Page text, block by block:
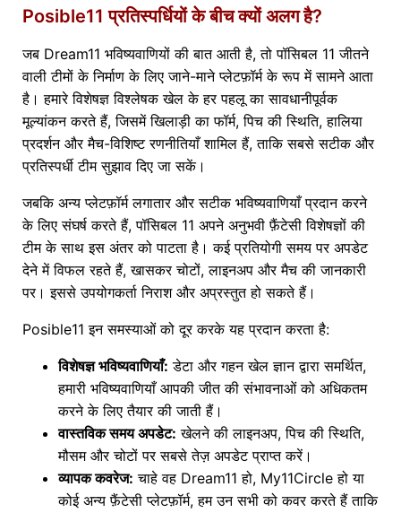
Posible11 प्रतिस्पर्धियों के बीच क्यों अलग है?
जब Dream11 भविष्यवाणियों की बात आती है, तो पॉसिबल 11 जीतने
वाली टीमों के निर्माण के लिए जाने-माने प्लेटफ़ॉर्म के रूप में सामने आता
है। हमारे विशेषज्ञ विश्लेषक खेल के हर पहलू का सावधानीपूर्वक
मूल्यांकन करते हैं, जिसमें खिलाड़ी का फॉर्म, पिच की स्थिति, हालिया
प्रदर्शन और मैच-विशिष्ट रणनीतियाँ शामिल हैं, ताकि सबसे सटीक और
प्रतिस्पर्धी टीम सुझाव दिए जा सकें।
जबकि अन्य प्लेटफ़ॉर्म लगातार और सटीक भविष्यवाणियाँ प्रदान करने
के लिए संघर्ष करते हैं, पॉसिबल 11 अपने अनुभवी फ़ैंटेसी विशेषज्ञों की
टीम के साथ इस अंतर को पाटता है। कई प्रतियोगी समय पर अपडेट
देने में विफल रहते हैं, खासकर चोटों, लाइनअप और मैच की जानकारी
पर। इससे उपयोगकर्ता निराश और अप्रस्तुत हो सकते हैं।
Posible11 इन समस्याओं को दूर करके यह प्रदान करता है:
विशेषज्ञ भविष्यवाणियाँ: डेटा और गहन खेल ज्ञान द्वारा समर्थित,
हमारी भविष्यवाणियाँ आपकी जीत की संभावनाओं को अधिकतम
करने के लिए तैयार की जाती हैं।
वास्तविक समय अपडेट: खेलने की लाइनअप, पिच की स्थिति,
मौसम और चोटों पर सबसे तेज़ अपडेट प्राप्त करें।
व्यापक कवरेज: चाहे वह Dream11 हो, My11Circle हो या
कोई अन्य फ़ैंटेसी प्लेटफ़ॉर्म, हम उन सभी को कवर करते हैं ताकि